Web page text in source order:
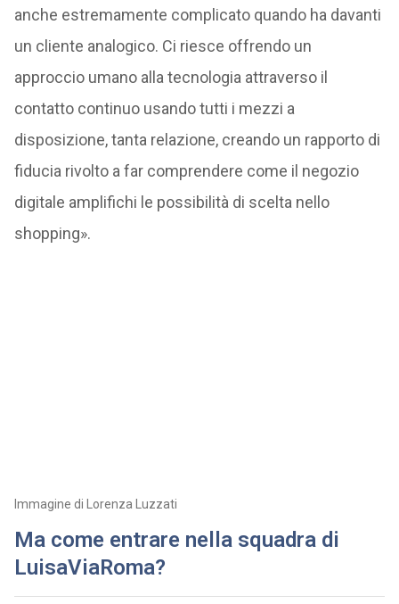
anche estremamente complicato quando ha davanti
un cliente analogico. Ci riesce offrendo un
approccio umano alla tecnologia attraverso il
contatto continuo usando tutti i mezzi a
disposizione, tanta relazione, creando un rapporto di
fiducia rivolto a far comprendere come il negozio
digitale amplifichi le possibilità di scelta nello
shopping».
Immagine di Lorenza Luzzati
Ma come entrare nella squadra di
LuisaViaRoma?